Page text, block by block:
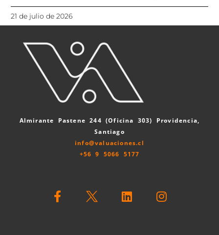
21 de julio de 2026
Almirante Pastene 244 (Oficina 303) Providencia,
Santiago
info@valuaciones.cl
+56 9 5066 5177
a i n